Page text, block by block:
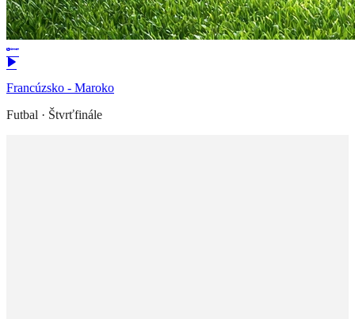
Francúzsko - Maroko
Futbal · Štvrťfinále